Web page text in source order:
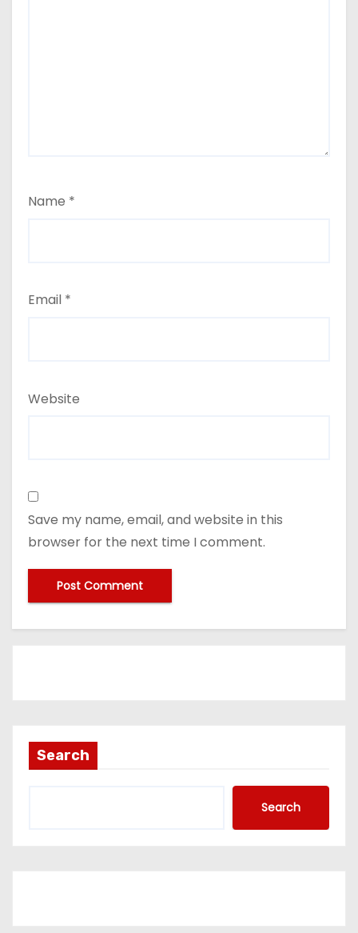
Name *
Email *
Website
Save my name, email, and website in this
browser for the next time I comment.
Search
Search